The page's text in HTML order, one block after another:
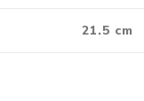
21.5 cm